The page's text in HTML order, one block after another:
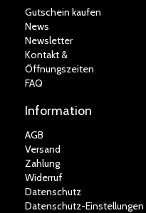
Gutschein kaufen
News
Newsletter
Kontakt &
Öffnungszeiten
FAQ
Information
AGB
Versand
Zahlung
Widerruf
Datenschutz
Datenschutz-Einstellungen